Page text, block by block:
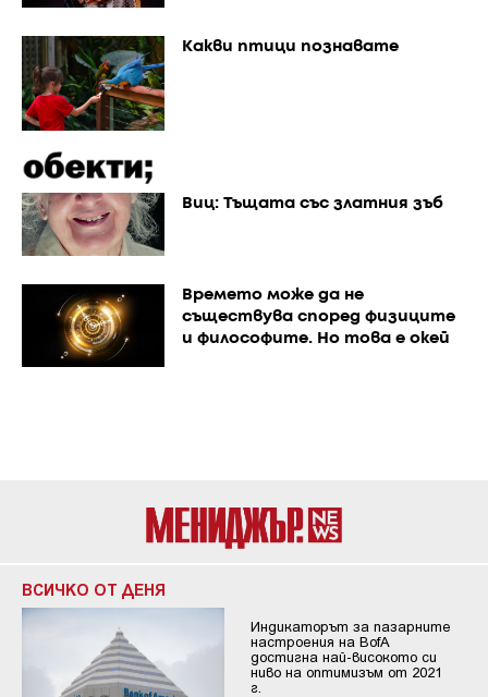
Какви птици познавате
Виц: Тъщата със златния зъб
Времето може да не
съществува според физиците
и философите. Но това е окей
ВСИЧКО ОТ ДЕНЯ
Индикаторът за пазарните
настроения на BofA
достигна най-високото си
ниво на оптимизъм от 2021
г.